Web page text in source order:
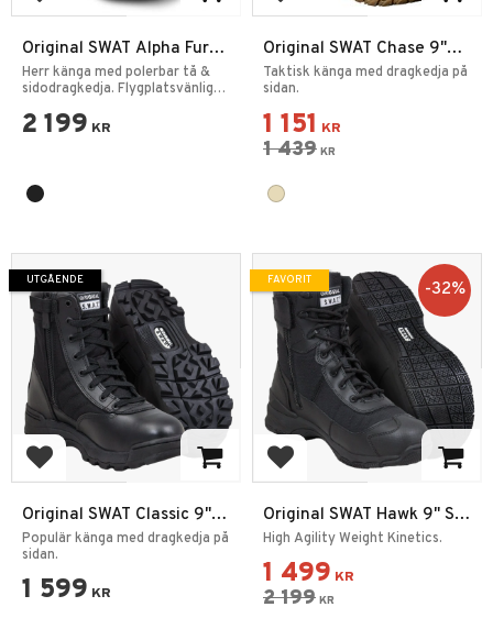
Original SWAT Alpha Fury
6" SZ Polerbar tå
Herr känga med polerbar tå &
sidodragkedja. Flygplatsvänliga
2 199 KR
Original SWAT Chase 9"
SZ Tan
Taktisk känga med dragkedja på
sidan.
1 151 KR
1 439 KR
Lägg till i favoriter
Original SWAT Classic 9"
SZ EN
Populär känga med dragkedja på
sidan.
1 599 KR
UTGÅENDE
Lägg till i favoriter
Original SWAT Hawk 9" SZ
EN
High Agility Weight Kinetics.
1 499 KR
2 199 KR
32%
FAVORIT